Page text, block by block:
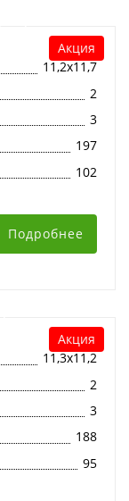
Акция
11,2х11,7
2
3
197
102
Подробнее
Акция
11,3х11,2
2
3
188
95